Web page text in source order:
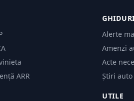
ARR
Alerte
Amenzi
Acte
Știri auto
UTILE